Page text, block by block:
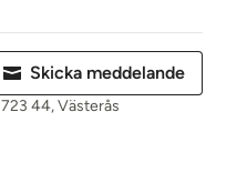
Skicka meddelande
723 44, Västerås